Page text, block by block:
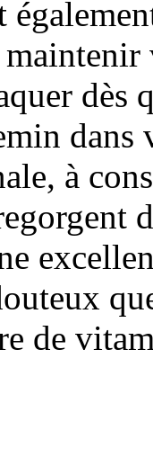
dès
dans
à
de